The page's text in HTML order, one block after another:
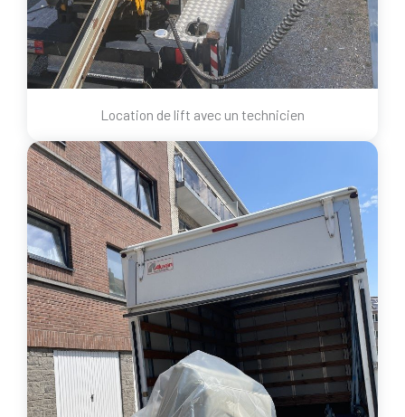
Location de lift avec un technicien